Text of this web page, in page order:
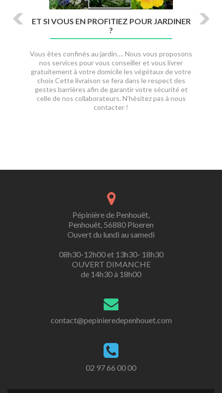
ET SI VOUS EN PROFITIEZ POUR JARDINER
?
Vous êtes confinés au jardin…. Nous vous proposons
nos services pour vous conseiller et vous livrer
gratuitement à votre domicile les végétaux de votre
choix Cette livraison se fera dans le respect des
gestes barrières afin de garantir votre sécurité et
celle de nos collaborateurs. N’hésitez pas à nous
contacter !
Pépinière de Penhouët,
Penhouët, 56880 Ploeren
Ouvert du lundi au samedi
08h30-12h00 et 13h30- 18h30
OUVERT DIMANCHE
de 14h30 à 18h00
contact@pepinieredepenhouet.com
02 97 66 00 00